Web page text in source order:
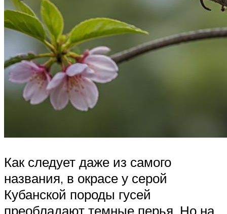
Как следует даже из самого
названия, в окрасе у серой
Кубанской породы гусей
преобладают темные перья. Но на